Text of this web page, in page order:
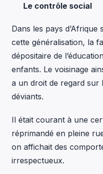
Le contrôle social
Dans les pays
cette généralisation, la
dépositaire de
enfants. Le voisinage
a un droit de regard sur
déviants.
Il était courant à une
réprimandé en pleine
on affichait des
irrespectueux.